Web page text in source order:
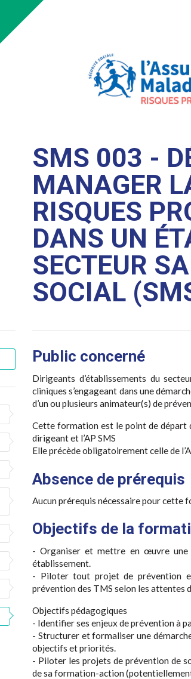
SMS 003 -
MANAGER
RISQUES
DANS UN
SECTEUR
SOCIAL
Public concerné
Dirigeants d’établissements du
cliniques s’engageant dans une
d’un ou plusieurs animateur(s) de
Cette formation est le point de départ
dirigeant et l’AP SMS
Elle précède obligatoirement celle de
Absence de prérequis
Aucun prérequis nécessaire pour cette
Objectifs de la
- Organiser et mettre en œuvre une
établissement.
- Piloter tout projet de prévention
prévention des TMS selon les attentes
Objectifs pédagogiques
- Identifier ses enjeux de prévention à
- Structurer et formaliser une
objectifs et priorités.
- Piloter les projets de prévention de
de sa formation-action